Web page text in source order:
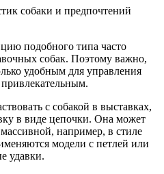
собаки и предпочтений
подобного типа часто
собак. Поэтому важно,
удобным для управления
с собакой в выставках,
в виде цепочки. Она может
например, в стиле
модели с петлей или
удавки.